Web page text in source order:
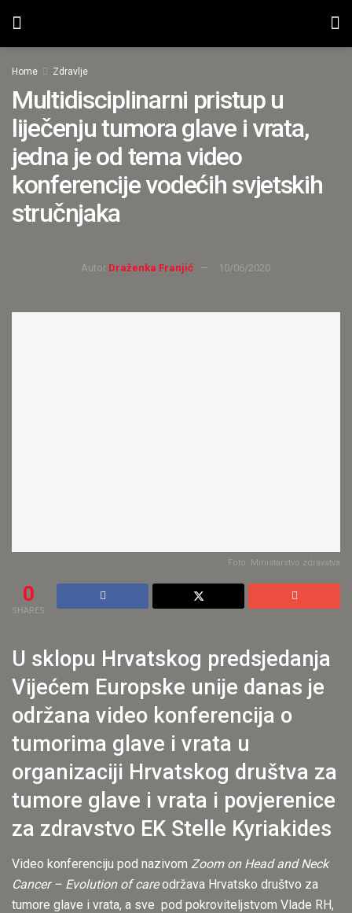
Home Zdravlje
Multidisciplinarni pristup u
liječenju tumora glave i vrata,
jedna je od tema video
konferencije vodećih svjetskih
stručnjaka
Autor Draženka Franjić 10/06/2020
Foto: Ministarstvo zdravstva
0
SHARES
U sklopu Hrvatskog predsjedanja
Vijećem Europske unije danas je
održana video konferencija o
tumorima glave i vrata u
organizaciji Hrvatskog društva za
tumore glave i vrata i povjerenice
za zdravstvo EK Stelle Kyriakides
Video konferenciju pod nazivom Zoom on Head and Neck
Cancer – Evolution of careodržava Hrvatsko društvo za
tumore glave i vrata, a sve pod pokroviteljstvom Vlade RH,